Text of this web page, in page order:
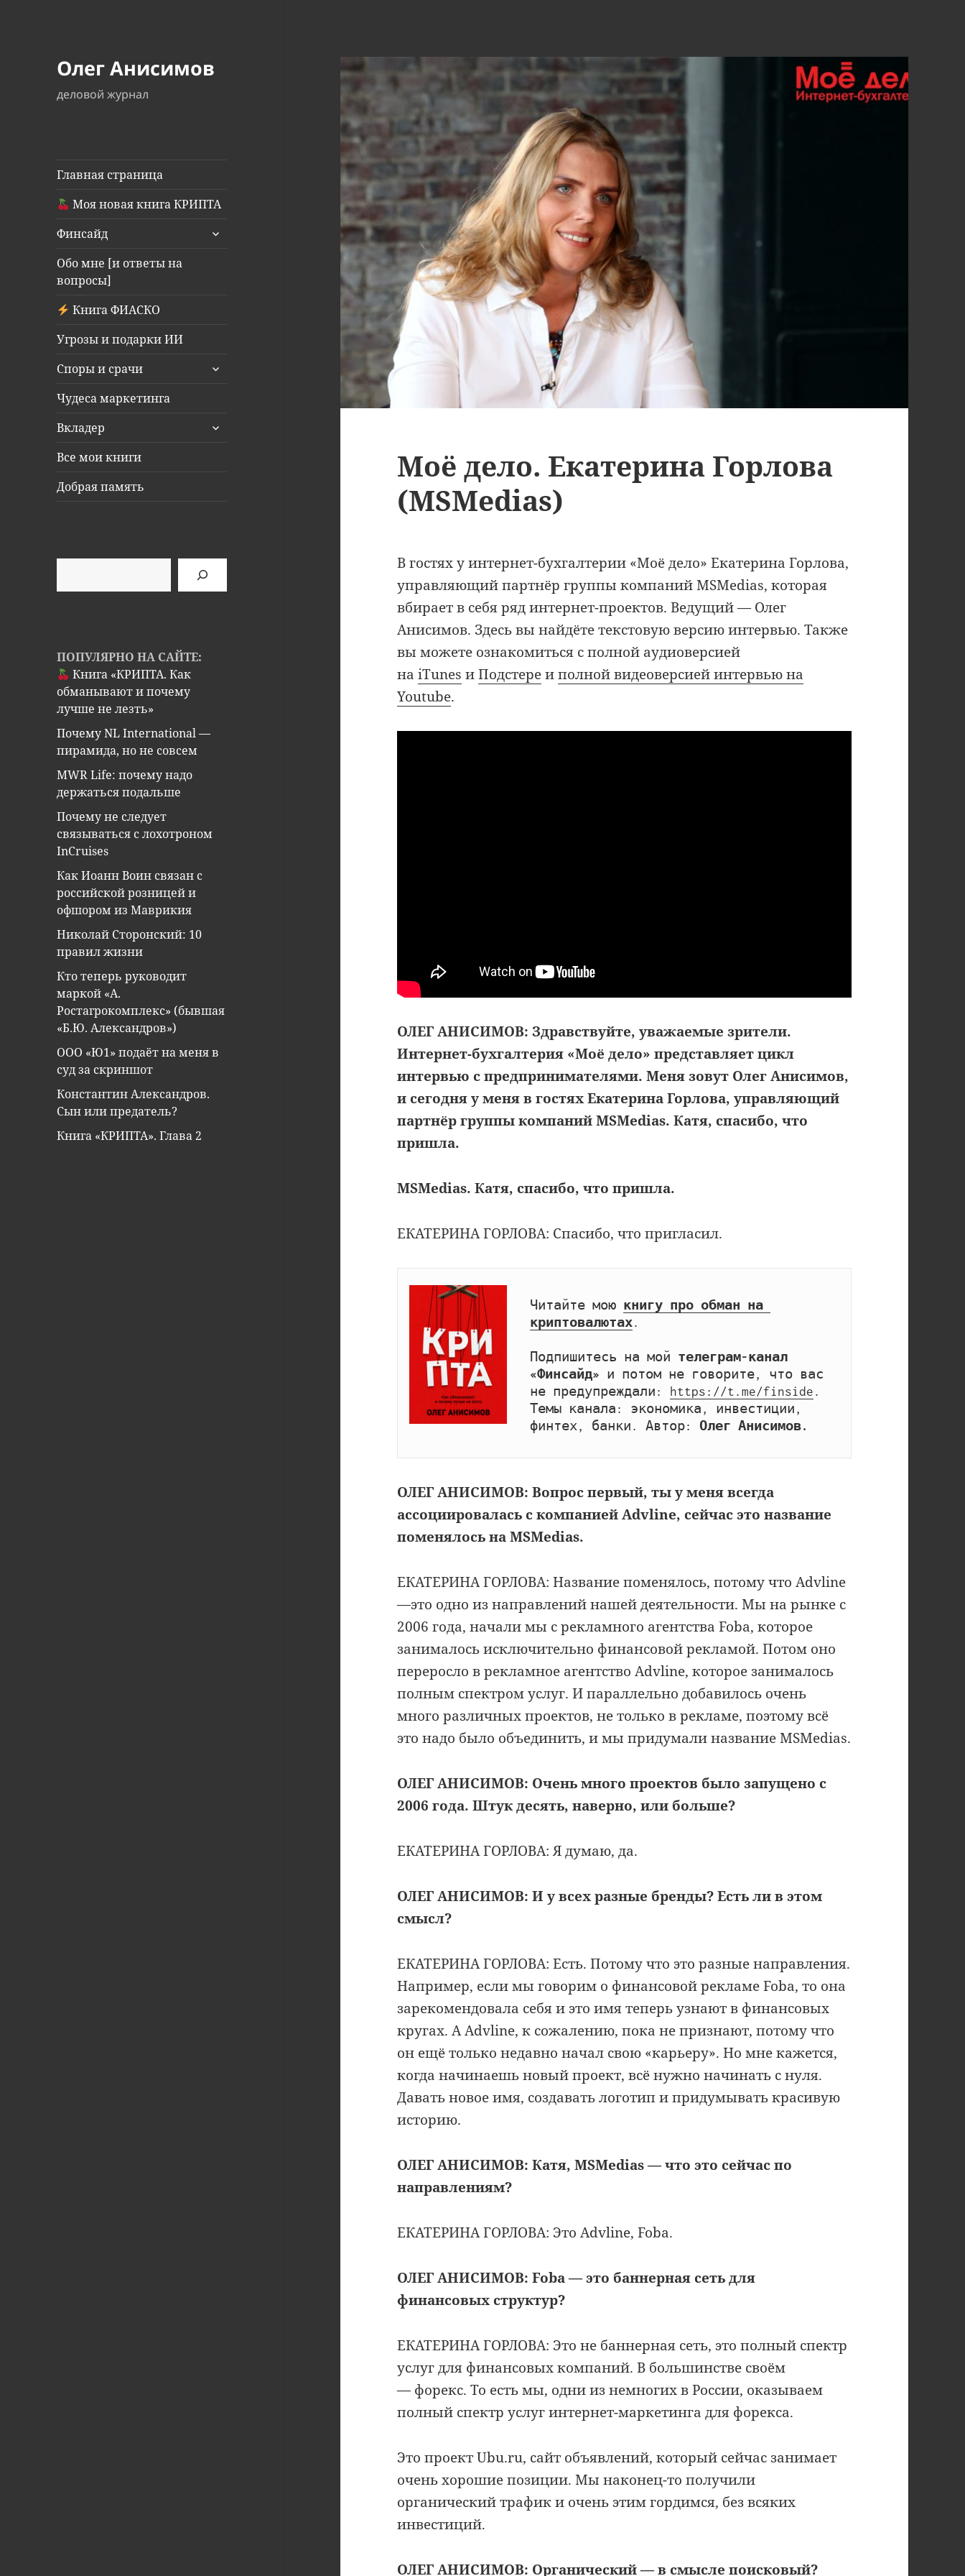
Олег Анисимов
деловой журнал
Главная страница
Моя новая книга КРИПТА
Финсайд
раскрыть
Обо мне [и ответы на
вопросы]
Книга ФИАСКО
Угрозы и подарки ИИ
Споры и срачи
раскрыть
Чудеса маркетинга
Вкладер
раскрыть
Все мои книги
Добрая память
ПОПУЛЯРНО НА САЙТЕ:
Книга «КРИПТА. Как
обманывают и почему
лучше не лезть»
Почему NL International —
пирамида, но не совсем
MWR Life: почему надо
держаться подальше
Почему не следует
связываться с лохотроном
InCruises
Как Иоанн Воин связан с
российской розницей и
офшором из Маврикия
Николай Сторонский: 10
правил жизни
Кто теперь руководит
маркой «А.
Ростагрокомплекс» (бывшая
«Б.Ю. Александров»)
ООО «Ю1» подаёт на меня в
суд за скриншот
Константин Александров.
Сын или предатель?
Книга «КРИПТА». Глава 2
Моё дело. Екатерина Горлова
(MSMedias)
В гостях у интернет-бухгалтерии «Моё дело» Екатерина Горлова,
управляющий партнёр группы компаний MSMedias, которая
вбирает в себя ряд интернет-проектов. Ведущий — Олег
Анисимов. Здесь вы найдёте текстовую версию интервью. Также
вы можете ознакомиться с полной аудиоверсией
наiTunes иПодстереиполной видеоверсией интервью на
Youtube.
ОЛЕГ АНИСИМОВ: Здравствуйте, уважаемые зрители.
Интернет-бухгалтерия «Моё дело» представляет цикл
интервью с предпринимателями. Меня зовут Олег Анисимов,
и сегодня у меня в гостях Екатерина Горлова, управляющий
партнёр группы компаний MSMedias. Катя, спасибо, что
пришла.
MSMedias. Катя, спасибо, что пришла.
ЕКАТЕРИНА ГОРЛОВА: Спасибо, что пригласил.
Читайте мою книгу про обман на
криптовалютах.
Подпишитесь на мой телеграм-канал
«Финсайд» и потом не говорите, что вас
не предупреждали: https://t.me/finside .
Темы канала: экономика, инвестиции,
финтех, банки. Автор: Олег Анисимов.
ОЛЕГ АНИСИМОВ: Вопрос первый, ты у меня всегда
ассоциировалась с компанией Advline, сейчас это название
поменялось на MSMedias.
ЕКАТЕРИНА ГОРЛОВА: Название поменялось, потому что Advline
—это одно из направлений нашей деятельности. Мы на рынке с
2006 года, начали мы с рекламного агентства Foba, которое
занималось исключительно финансовой рекламой. Потом оно
переросло в рекламное агентство Advline, которое занималось
полным спектром услуг. И параллельно добавилось очень
много различных проектов, не только в рекламе, поэтому всё
это надо было объединить, и мы придумали название MSMedias.
ОЛЕГ АНИСИМОВ: Очень много проектов было запущено с
2006 года. Штук десять, наверно, или больше?
ЕКАТЕРИНА ГОРЛОВА: Я думаю, да.
ОЛЕГ АНИСИМОВ: И у всех разные бренды? Есть ли в этом
смысл?
ЕКАТЕРИНА ГОРЛОВА: Есть. Потому что это разные направления.
Например, если мы говорим о финансовой рекламе Foba, то она
зарекомендовала себя и это имя теперь узнают в финансовых
кругах. А Advline, к сожалению, пока не признают, потому что
он ещё только недавно начал свою «карьеру». Но мне кажется,
когда начинаешь новый проект, всё нужно начинать с нуля.
Давать новое имя, создавать логотип и придумывать красивую
историю.
ОЛЕГ АНИСИМОВ: Катя, MSMedias—что это сейчас по
направлениям?
ЕКАТЕРИНА ГОРЛОВА: Это Advline, Foba.
ОЛЕГ АНИСИМОВ:Foba —это баннерная сеть для
финансовых структур?
ЕКАТЕРИНА ГОРЛОВА: Это не баннерная сеть, это полный спектр
услуг для финансовых компаний. В большинстве своём
— форекс. То есть мы, одни из немногих в России, оказываем
полный спектр услуг интернет-маркетинга для форекса.
Это проект Ubu.ru, сайт объявлений, который сейчас занимает
очень хорошие позиции. Мы наконец-то получили
органический трафик и очень этим гордимся, без всяких
инвестиций.
ОЛЕГ АНИСИМОВ: Органический—в смысле поисковый?